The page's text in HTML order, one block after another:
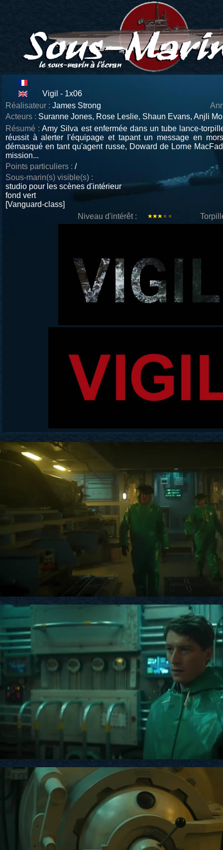
Vigil - 1x06
Réalisateur : James Strong
Acteurs : Suranne Jones, Rose Leslie, Shaun Evans, Anjli
Résumé :Amy Silva est enfermée dans un tube lance-
réussit à alerter l'équipage et tapant un message en
démasqué en tant qu'agent russe, Doward de Lorne
mission...
Points particuliers : /
Sous-marin(s) visible(s) :
studio pour les scènes d'intérieur
fond vert
[Vanguard-class]
Niveau d'intérêt :